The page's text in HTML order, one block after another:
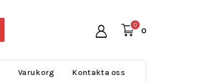
0
0
Varukorg Kontakta oss